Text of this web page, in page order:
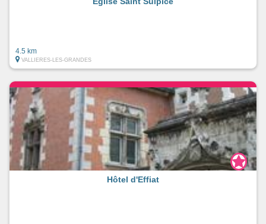
4.5 km
VALLIERES-LES-GRANDES
Hôtel d'Effiat